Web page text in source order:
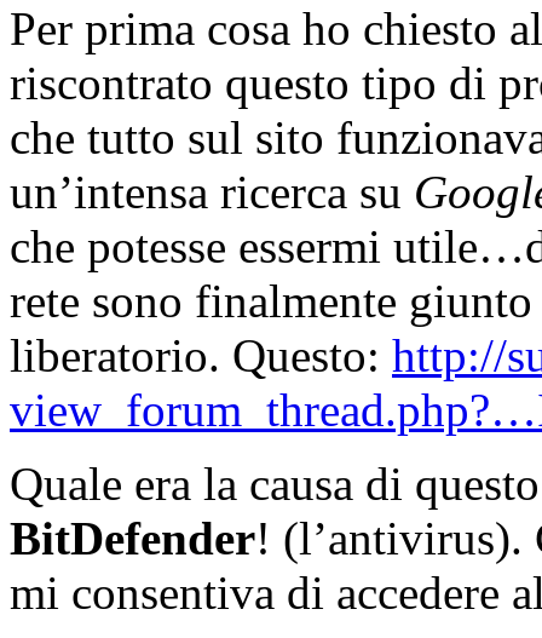
Per prima cosa ho chiesto
riscontrato questo tipo di
che tutto sul sito
un’intensa ricerca su
che potesse essermi
rete sono finalmente
liberatorio. Questo: http://
Quale era la causa di
BitDefender! (l’antivirus).
mi consentiva di accedere